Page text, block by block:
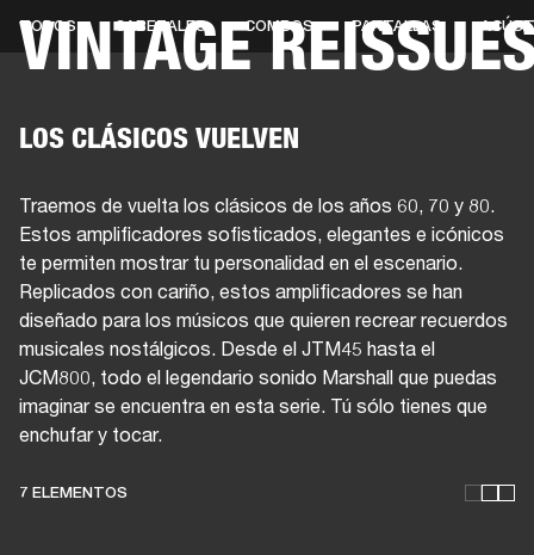
SOLUCIONES EMPRESARIALES
VINTAGE
TODOS CABEZALES COMBOS PANTALLAS
LOS CLÁSICOS VUELVEN
Traemos de vuelta los clásicos de los años 60, 70 y 80.
Estos amplificadores sofisticados, elegantes e icónicos
te permiten mostrar tu personalidad en el escenario.
Replicados con cariño, estos amplificadores se han
diseñado para los músicos que quieren recrear recuerdos
musicales nostálgicos. Desde el JTM45 hasta el
JCM800, todo el legendario sonido Marshall que puedas
imaginar se encuentra en esta serie. Tú sólo tienes que
enchufar y tocar.
7 ELEMENTOS